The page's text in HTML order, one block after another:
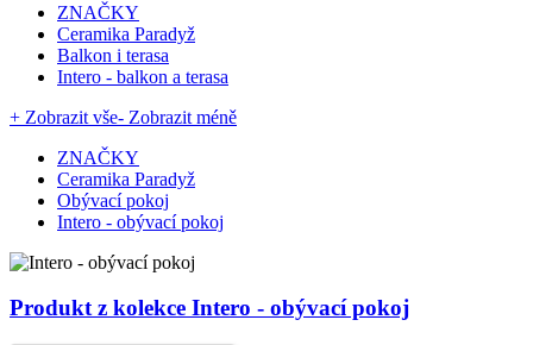
ZNAČKY
Ceramika Paradyž
Balkon i terasa
Intero - balkon a terasa
+ Zobrazit vše- Zobrazit méně
ZNAČKY
Ceramika Paradyž
Obývací pokoj
Intero - obývací pokoj
Produkt z kolekce Intero - obývací pokoj